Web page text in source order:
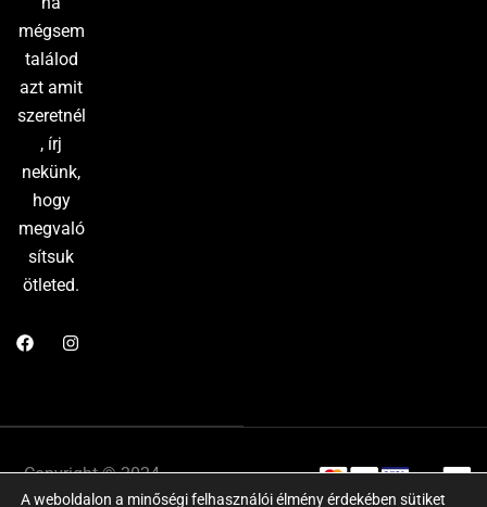
mégsem
találod
azt amit
szeretnél
, írj
nekünk,
hogy
megvaló
sítsuk
ötleted.
Copyright © 2024
Website by:
A weboldalon a minőségi felhasználói élmény érdekében sütiket